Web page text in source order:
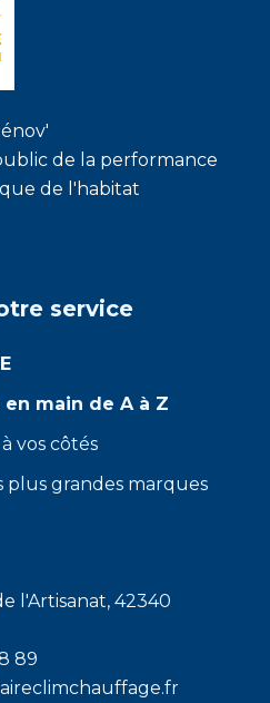
de la performance
de l'habitat
service
en main de A à Z
à vos côtés
plus grandes marques
l'Artisanat, 42340
89